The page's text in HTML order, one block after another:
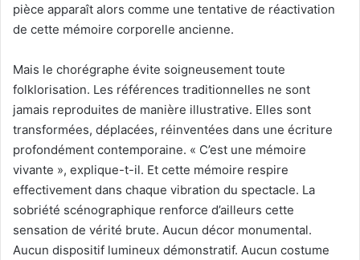
pièce apparaît alors comme une tentative de réactivation
de cette mémoire corporelle ancienne.
Mais le chorégraphe évite soigneusement toute
folklorisation. Les références traditionnelles ne sont
jamais reproduites de manière illustrative. Elles sont
transformées, déplacées, réinventées dans une écriture
profondément contemporaine. « C’est une mémoire
vivante », explique-t-il. Et cette mémoire respire
effectivement dans chaque vibration du spectacle. La
sobriété scénographique renforce d’ailleurs cette
sensation de vérité brute. Aucun décor monumental.
Aucun dispositif lumineux démonstratif. Aucun costume